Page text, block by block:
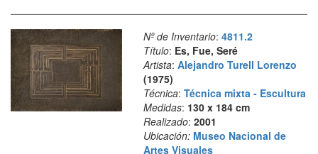
Nº de Inventario: 4811.2
Título: Es, Fue, Seré
Artista: Alejandro Turell Lorenzo
(1975)
Técnica: Técnica mixta - Escultura
Medidas: 130 x 184 cm
Realizado: 2001
Ubicación: Museo Nacional de
Artes Visuales